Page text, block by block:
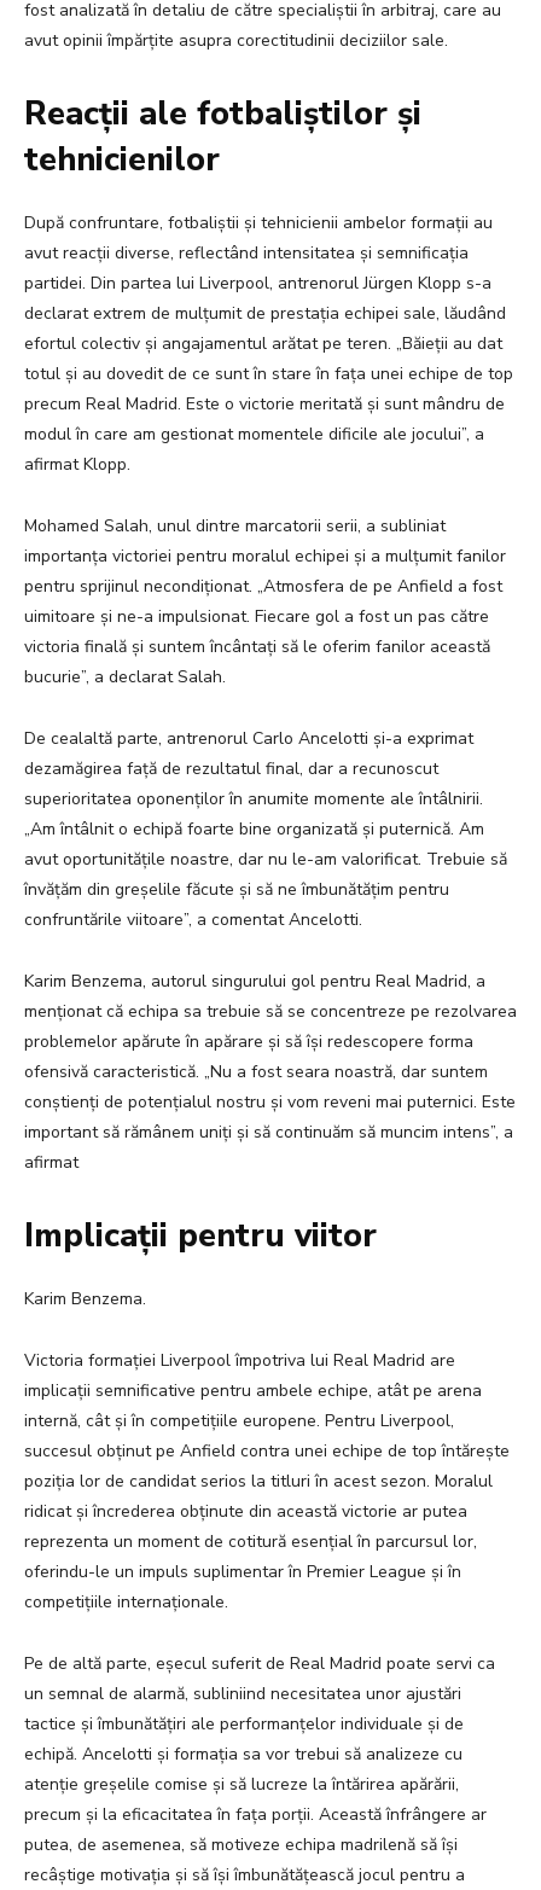
fost analizată în detaliu de către specialiștii în arbitraj, care au
avut opinii împărțite asupra corectitudinii deciziilor sale.
Reacții ale fotbaliștilor și
tehnicienilor
După confruntare, fotbaliștii și tehnicienii ambelor formații au
avut reacții diverse, reflectând intensitatea și semnificația
partidei. Din partea lui Liverpool, antrenorul Jürgen Klopp s-a
declarat extrem de mulțumit de prestația echipei sale, lăudând
efortul colectiv și angajamentul arătat pe teren. „Băieții au dat
totul și au dovedit de ce sunt în stare în fața unei echipe de top
precum Real Madrid. Este o victorie meritată și sunt mândru de
modul în care am gestionat momentele dificile ale jocului”, a
afirmat Klopp.
Mohamed Salah, unul dintre marcatorii serii, a subliniat
importanța victoriei pentru moralul echipei și a mulțumit fanilor
pentru sprijinul necondiționat. „Atmosfera de pe Anfield a fost
uimitoare și ne-a impulsionat. Fiecare gol a fost un pas către
victoria finală și suntem încântați să le oferim fanilor această
bucurie”, a declarat Salah.
De cealaltă parte, antrenorul Carlo Ancelotti și-a exprimat
dezamăgirea față de rezultatul final, dar a recunoscut
superioritatea oponenților în anumite momente ale întâlnirii.
„Am întâlnit o echipă foarte bine organizată și puternică. Am
avut oportunitățile noastre, dar nu le-am valorificat. Trebuie să
învățăm din greșelile făcute și să ne îmbunătățim pentru
confruntările viitoare”, a comentat Ancelotti.
Karim Benzema, autorul singurului gol pentru Real Madrid, a
menționat că echipa sa trebuie să se concentreze pe rezolvarea
problemelor apărute în apărare și să își redescopere forma
ofensivă caracteristică. „Nu a fost seara noastră, dar suntem
conștienți de potențialul nostru și vom reveni mai puternici. Este
important să rămânem uniți și să continuăm să muncim intens”, a
afirmat
Implicații pentru viitor
Karim Benzema.
Victoria formației Liverpool împotriva lui Real Madrid are
implicații semnificative pentru ambele echipe, atât pe arena
internă, cât și în competițiile europene. Pentru Liverpool,
succesul obținut pe Anfield contra unei echipe de top întărește
poziția lor de candidat serios la titluri în acest sezon. Moralul
ridicat și încrederea obținute din această victorie ar putea
reprezenta un moment de cotitură esențial în parcursul lor,
oferindu-le un impuls suplimentar în Premier League și în
competițiile internaționale.
Pe de altă parte, eșecul suferit de Real Madrid poate servi ca
un semnal de alarmă, subliniind necesitatea unor ajustări
tactice și îmbunătățiri ale performanțelor individuale și de
echipă. Ancelotti și formația sa vor trebui să analizeze cu
atenție greșelile comise și să lucreze la întărirea apărării,
precum și la eficacitatea în fața porții. Această înfrângere ar
putea, de asemenea, să motiveze echipa madrilenă să își
recâștige motivația și să își îmbunătățească jocul pentru a